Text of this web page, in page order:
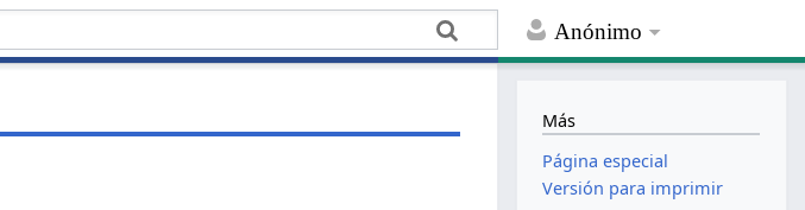
Anónimo
Más
Página especial
Versión para imprimir